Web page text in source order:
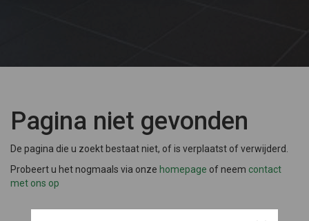
Pagina niet gevonden
De pagina die u zoekt bestaat niet, of is verplaatst of verwijderd.
Probeert u het nogmaals via onze homepage of neem contact
met ons op